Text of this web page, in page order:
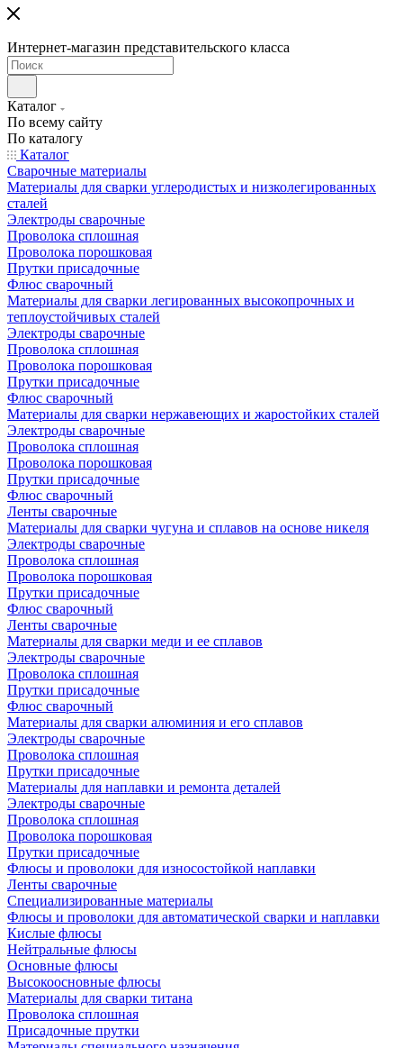
Интернет-магазин представительского класса
Каталог
По всему сайту
По каталогу
Каталог
Сварочные материалы
Материалы для сварки углеродистых и низколегированных
сталей
Электроды сварочные
Проволока сплошная
Проволока порошковая
Прутки присадочные
Флюс сварочный
Материалы для сварки легированных высокопрочных и
теплоустойчивых сталей
Электроды сварочные
Проволока сплошная
Проволока порошковая
Прутки присадочные
Флюс сварочный
Материалы для сварки нержавеющих и жаростойких сталей
Электроды сварочные
Проволока сплошная
Проволока порошковая
Прутки присадочные
Флюс сварочный
Ленты сварочные
Материалы для сварки чугуна и сплавов на основе никеля
Электроды сварочные
Проволока сплошная
Проволока порошковая
Прутки присадочные
Флюс сварочный
Ленты сварочные
Материалы для сварки меди и ее сплавов
Электроды сварочные
Проволока сплошная
Прутки присадочные
Флюс сварочный
Материалы для сварки алюминия и его сплавов
Электроды сварочные
Проволока сплошная
Прутки присадочные
Материалы для наплавки и ремонта деталей
Электроды сварочные
Проволока сплошная
Проволока порошковая
Прутки присадочные
Флюсы и проволоки для износостойкой наплавки
Ленты сварочные
Специализированные материалы
Флюсы и проволоки для автоматической сварки и наплавки
Кислые флюсы
Нейтральные флюсы
Основные флюсы
Высокоосновные флюсы
Материалы для сварки титана
Проволока сплошная
Присадочные прутки